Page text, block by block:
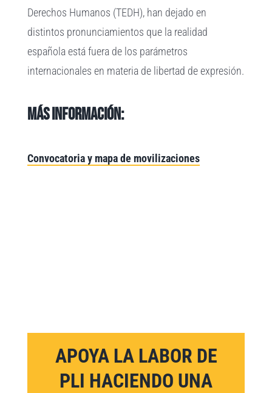
Derechos Humanos (TEDH), han dejado en
distintos pronunciamientos que la realidad
española está fuera de los parámetros
internacionales en materia de libertad de expresión.
Más información:
Convocatoria y mapa de movilizaciones
APOYA LA LABOR DE
PLI HACIENDO UNA